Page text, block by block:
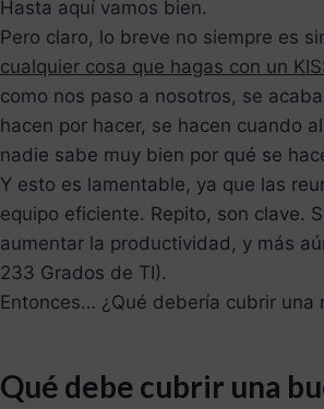
Hasta aquí vamos bien.
Pero claro, lo breve no siempre es
cualquier cosa que hagas con un
como nos paso a nosotros, se
hacen por hacer, se hacen cuando
nadie sabe muy bien por qué se
Y esto es lamentable, ya que las
equipo eficiente. Repito, son clave.
aumentar la productividad, y más
233 Grados de TI).
Entonces… ¿Qué debería cubrir una
Qué debe cubrir una